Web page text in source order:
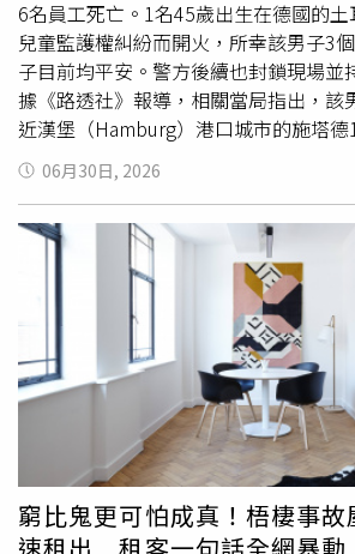
監測與即時介入的機會。事件發生後，
報，警方也依相關法規對丈夫立案，釐
及是否因自行安排居家生產而延誤就醫
出，胎盤滯留及產後大出血都是分娩過
之一，一旦沒有專業醫療人員立即處置
及產婦生命。醫師也提醒，網路影片僅
不能取代專業醫療照護，孕婦應依照醫
在具備急救設備與專業團隊的醫療院所
網路教學，以免憾事重演。
6名員工死亡。1名45歲出生在德國的
兒童監護權糾紛而開火，所幸該男子3
子目前均平安。警方後續也封鎖現場並
據《路透社》報導，相關當局指出，該
近漢堡（Hamburg）港口城市的施塔
時段，之後於中午時分開火。事後涉案
及另1名女性均已被拘留。據悉，4名
均為庇護所的員工，其中5人當場死亡
告不治。德國總統史坦因邁爾（Frank-
對此感嘆：「我對這個本應提供保護的
的暴力事件深感震驚。」相較於美國，
件相對罕見。回顧歷史，2023年，1名
堂開槍，造成6人死亡後自盡。2016年
有病態迷戀的18歲德國伊朗裔男子，在
（München）開火，造成至少9人死亡
離事發區域，但稍後也表示，該事件對
步危險。警方封鎖了該設施附近1條鋪
磚住宅的街道，身穿白色防護服的鑑識
現場，持續在29日晚間蒐證。根據德
06月30日, 2026
窮比鬼更可怕成真！梧棲事